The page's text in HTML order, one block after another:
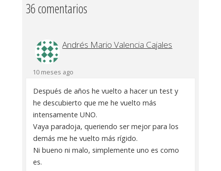
36 comentarios
Andrés Mario Valencia Cajales
10 meses ago
Después de años he vuelto a hacer un test y
he descubierto que me he vuelto más
intensamente UNO.
Vaya paradoja, queriendo ser mejor para los
demás me he vuelto más rígido.
Ni bueno ni malo, simplemente uno es como
es.